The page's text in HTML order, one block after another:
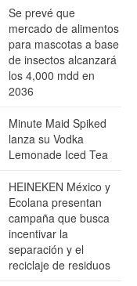
Se prevé que
mercado de alimentos
para mascotas a base
de insectos alcanzará
los 4,000 mdd en
2036
Minute Maid Spiked
lanza su Vodka
Lemonade Iced Tea
HEINEKEN México y
Ecolana presentan
campaña que busca
incentivar la
separación y el
reciclaje de residuos